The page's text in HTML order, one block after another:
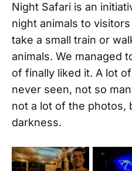
Night Safari is an
night animals to
take a small train or
animals. We managed
of finally liked it. A lot
never seen, not so
not a lot of the photos,
darkness.